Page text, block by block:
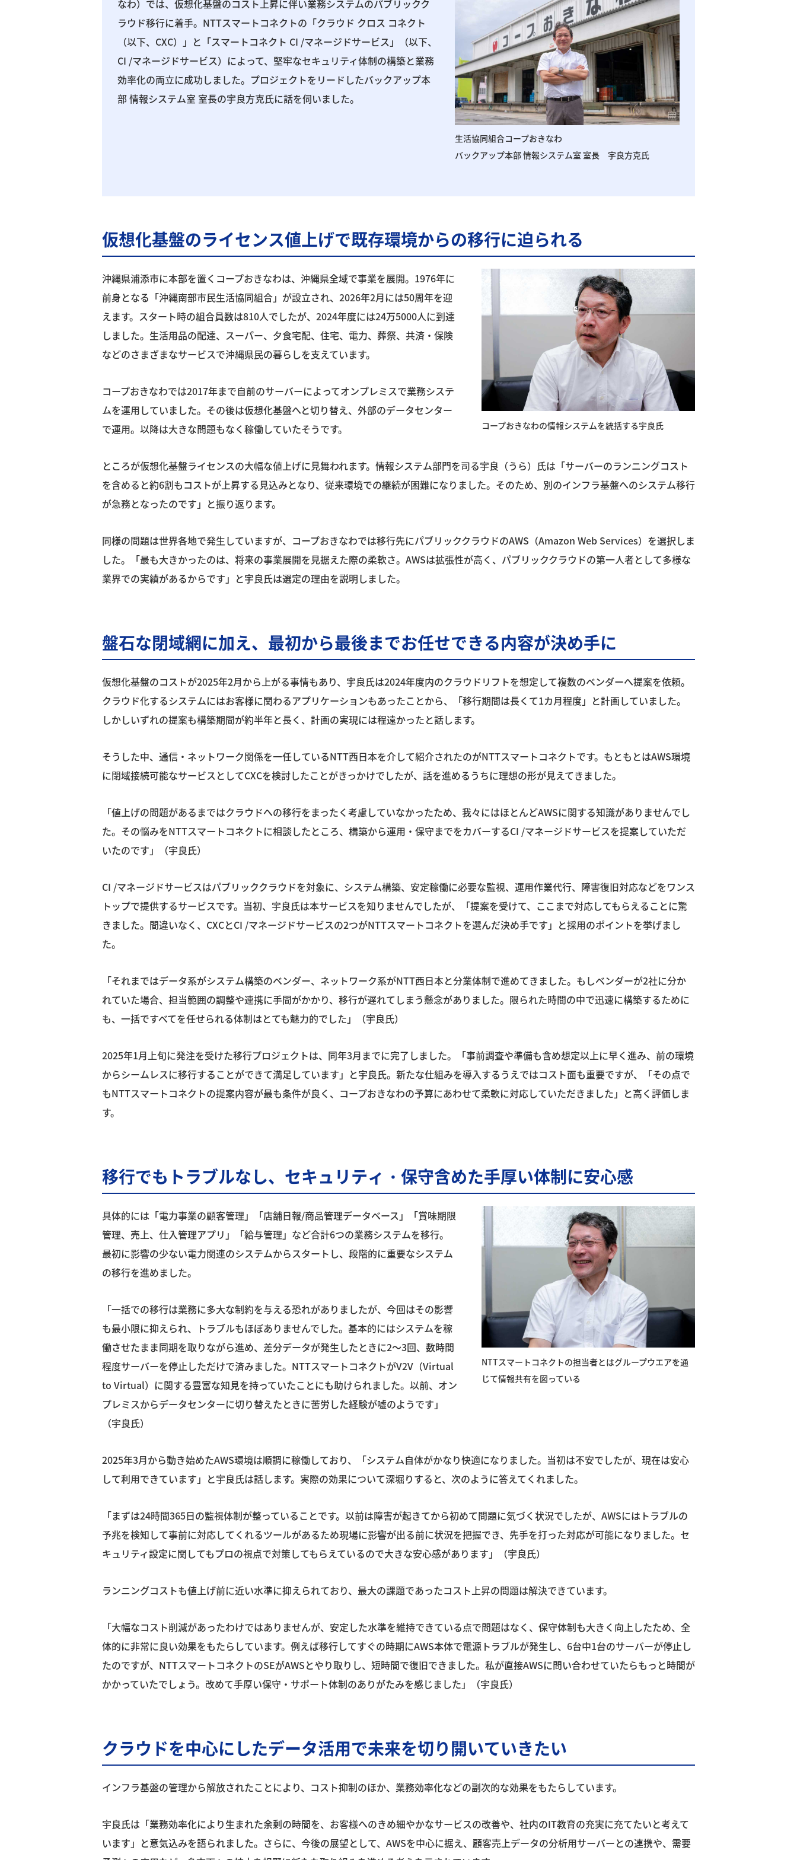
なわ）では、仮想化基盤のコスト上昇に伴い業務システムのパブリックク
ラウド移行に着手。NTTスマートコネクトの「クラウド クロス コネクト
（以下、CXC）」と「スマートコネクト CI /マネージドサービス」（以下、
CI /マネージドサービス）によって、堅牢なセキュリティ体制の構築と業務
効率化の両立に成功しました。プロジェクトをリードしたバックアップ本
部 情報システム室 室長の宇良方克氏に話を伺いました。
生活協同組合コープおきなわ
バックアップ本部 情報システム室 室長 宇良方克氏
仮想化基盤のライセンス値上げで既存環境からの移行に迫られる
沖縄県浦添市に本部を置くコープおきなわは、沖縄県全域で事業を展開。1976年に
前身となる「沖縄南部市民生活協同組合」が設立され、2026年2月には50周年を迎
えます。スタート時の組合員数は810人でしたが、2024年度には24万5000人に到達
しました。生活用品の配達、スーパー、夕食宅配、住宅、電力、葬祭、共済・保険
などのさまざまなサービスで沖縄県民の暮らしを支えています。
コープおきなわでは2017年まで自前のサーバーによってオンプレミスで業務システ
ムを運用していました。その後は仮想化基盤へと切り替え、外部のデータセンター
で運用。以降は大きな問題もなく稼働していたそうです。
コープおきなわの情報システムを統括する宇良氏
ところが仮想化基盤ライセンスの大幅な値上げに見舞われます。情報システム部門を司る宇良（うら）氏は「サーバーのランニングコスト
を含めると約6割もコストが上昇する見込みとなり、従来環境での継続が困難になりました。そのため、別のインフラ基盤へのシステム移行
が急務となったのです」と振り返ります。
同様の問題は世界各地で発生していますが、コープおきなわでは移行先にパブリッククラウドのAWS（Amazon Web Services）を選択しま
した。「最も大きかったのは、将来の事業展開を見据えた際の柔軟さ。AWSは拡張性が高く、パブリッククラウドの第一人者として多様な
業界での実績があるからです」と宇良氏は選定の理由を説明しました。
盤石な閉域網に加え、最初から最後までお任せできる内容が決め手に
仮想化基盤のコストが2025年2月から上がる事情もあり、宇良氏は2024年度内のクラウドリフトを想定して複数のベンダーへ提案を依頼。
クラウド化するシステムにはお客様に関わるアプリケーションもあったことから、「移行期間は長くて1カ月程度」と計画していました。
しかしいずれの提案も構築期間が約半年と長く、計画の実現には程遠かったと話します。
そうした中、通信・ネットワーク関係を一任しているNTT西日本を介して紹介されたのがNTTスマートコネクトです。もともとはAWS環境
に閉域接続可能なサービスとしてCXCを検討したことがきっかけでしたが、話を進めるうちに理想の形が見えてきました。
「値上げの問題があるまではクラウドへの移行をまったく考慮していなかったため、我々にはほとんどAWSに関する知識がありませんでし
た。その悩みをNTTスマートコネクトに相談したところ、構築から運用・保守までをカバーするCI /マネージドサービスを提案していただ
いたのです」（宇良氏）
CI /マネージドサービスはパブリッククラウドを対象に、システム構築、安定稼働に必要な監視、運用作業代行、障害復旧対応などをワンス
トップで提供するサービスです。当初、宇良氏は本サービスを知りませんでしたが、「提案を受けて、ここまで対応してもらえることに驚
きました。間違いなく、CXCとCI /マネージドサービスの2つがNTTスマートコネクトを選んだ決め手です」と採用のポイントを挙げまし
た。
「それまではデータ系がシステム構築のベンダー、ネットワーク系がNTT西日本と分業体制で進めてきました。もしベンダーが2社に分か
れていた場合、担当範囲の調整や連携に手間がかかり、移行が遅れてしまう懸念がありました。限られた時間の中で迅速に構築するために
も、一括ですべてを任せられる体制はとても魅力的でした」（宇良氏）
2025年1月上旬に発注を受けた移行プロジェクトは、同年3月までに完了しました。「事前調査や準備も含め想定以上に早く進み、前の環境
からシームレスに移行することができて満足しています」と宇良氏。新たな仕組みを導入するうえではコスト面も重要ですが、「その点で
もNTTスマートコネクトの提案内容が最も条件が良く、コープおきなわの予算にあわせて柔軟に対応していただきました」と高く評価しま
す。
移行でもトラブルなし、セキュリティ・保守含めた手厚い体制に安心感
具体的には「電力事業の顧客管理」「店舗日報/商品管理データベース」「賞味期限
管理、売上、仕入管理アプリ」「給与管理」など合計6つの業務システムを移行。
最初に影響の少ない電力関連のシステムからスタートし、段階的に重要なシステム
の移行を進めました。
「一括での移行は業務に多大な制約を与える恐れがありましたが、今回はその影響
も最小限に抑えられ、トラブルもほぼありませんでした。基本的にはシステムを稼
働させたまま同期を取りながら進め、差分データが発生したときに2〜3回、数時間
程度サーバーを停止しただけで済みました。NTTスマートコネクトがV2V（Virtual
to Virtual）に関する豊富な知見を持っていたことにも助けられました。以前、オン
プレミスからデータセンターに切り替えたときに苦労した経験が嘘のようです」
（宇良氏）
NTTスマートコネクトの担当者とはグループウエアを通
じて情報共有を図っている
2025年3月から動き始めたAWS環境は順調に稼働しており、「システム自体がかなり快適になりました。当初は不安でしたが、現在は安心
して利用できています」と宇良氏は話します。実際の効果について深堀りすると、次のように答えてくれました。
「まずは24時間365日の監視体制が整っていることです。以前は障害が起きてから初めて問題に気づく状況でしたが、AWSにはトラブルの
予兆を検知して事前に対応してくれるツールがあるため現場に影響が出る前に状況を把握でき、先手を打った対応が可能になりました。セ
キュリティ設定に関してもプロの視点で対策してもらえているので大きな安心感があります」（宇良氏）
ランニングコストも値上げ前に近い水準に抑えられており、最大の課題であったコスト上昇の問題は解決できています。
「大幅なコスト削減があったわけではありませんが、安定した水準を維持できている点で問題はなく、保守体制も大きく向上したため、全
体的に非常に良い効果をもたらしています。例えば移行してすぐの時期にAWS本体で電源トラブルが発生し、6台中1台のサーバーが停止し
たのですが、NTTスマートコネクトのSEがAWSとやり取りし、短時間で復旧できました。私が直接AWSに問い合わせていたらもっと時間が
かかっていたでしょう。改めて手厚い保守・サポート体制のありがたみを感じました」（宇良氏）
クラウドを中心にしたデータ活用で未来を切り開いていきたい
インフラ基盤の管理から解放されたことにより、コスト抑制のほか、業務効率化などの副次的な効果をもたらしています。
宇良氏は「業務効率化により生まれた余剰の時間を、お客様へのきめ細やかなサービスの改善や、社内のIT教育の充実に充てたいと考えて
います」と意気込みを語られました。さらに、今後の展望として、AWSを中心に据え、顧客売上データの分析用サーバーとの連携や、需要